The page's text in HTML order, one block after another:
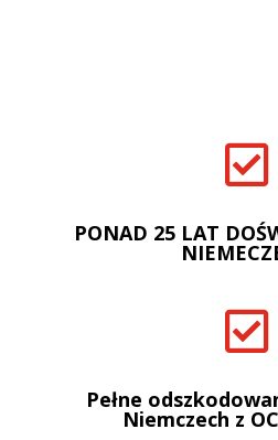

PONAD 25 LAT

Pełne
Niemczech z